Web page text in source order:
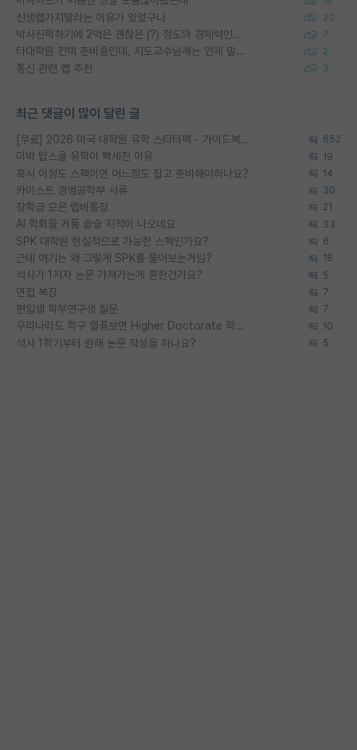
신생랩가지말라는 이유가 있었구나 20
박사진학하기에 2억은 괜찮은 (?) 정도의 경제력인가요 7
타대학원 컨텍 준비중인데, 지도교수님께는 언제 말씀드려야 할까요? 2
통신 관련 랩 추천 3
최근 댓글이 많이 달린 글
[무료] 2026 미국 대학원 유학 스타터팩 - 가이드북 & 합격자 컨택메일 템플릿 652
미박 탑스쿨 유학이 빡세진 이유 19
혹시 이정도 스펙이면 어느정도 잡고 준비해야하나요? 14
카이스트 경영공학부 서류 30
장학금 모은 랩비통장 21
AI 학회들 거품 슬슬 지적이 나오네요 33
SPK 대학원 현실적으로 가능한 스펙인가요? 6
근데 여기는 왜 그렇게 SPK를 물어보는거임? 18
석사가 1저자 논문 가져가는게 흔한건가요? 5
면접 복장 7
편입생 학부연구생 질문 7
우리나라도 학구 열풍보면 Higher Doctorate 학위가 필요하다고 봅니다. 10
석사 1학기부터 원래 논문 작성을 하나요? 5